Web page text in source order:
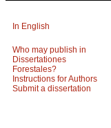
In English
Who may publish in
Dissertationes
Forestales?
Instructions for Authors
Submit a dissertation